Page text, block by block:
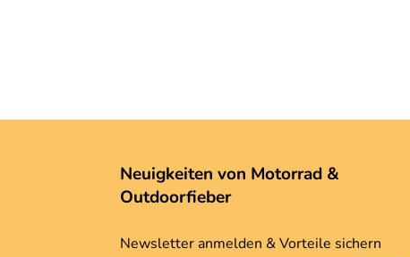
Neuigkeiten von Motorrad &
Outdoorfieber
Newsletter anmelden & Vorteile sichern